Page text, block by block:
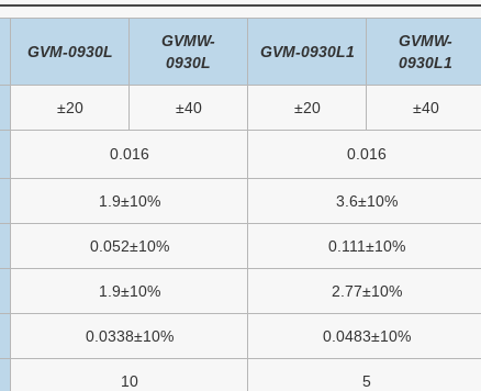
GVM-0930L
GVMW-
0930L
GVM-0930L1
GVMW-
0930L1
±20 ±40 ±20 ±40
0.016 0.016
1.9±10% 3.6±10%
0.052±10% 0.111±10%
1.9±10% 2.77±10%
0.0338±10% 0.0483±10%
10 5